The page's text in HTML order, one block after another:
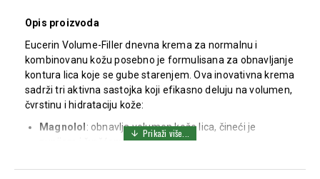
Opis proizvoda
Eucerin Volume-Filler dnevna krema za normalnu i
kombinovanu kožu posebno je formulisana za obnavljanje
kontura lica koje se gube starenjem. Ova inovativna krema
sadrži tri aktivna sastojka koji efikasno deluju na volumen,
čvrstinu i hidrataciju kože:
Magnolol: obnavlja volumen kože lica, čineći je
punijom i čvršćom.
povećavaju čvrstinu kože.